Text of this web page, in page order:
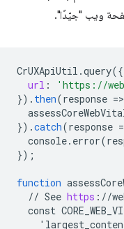
CrUXApiUtil .query({
url :
'https://
}). then(response =>
}).catch(response =
console. error(
});
function
// See https : //
const